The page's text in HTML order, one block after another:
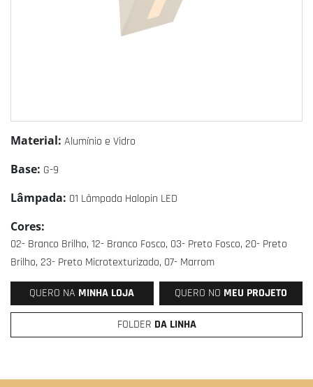
Material: Alumínio e Vidro
Base: G-9
Lâmpada: 01 Lâmpada Halopin LED
Cores:
02- Branco Brilho, 12- Branco Fosco, 03- Preto Fosco, 20- Preto
Brilho, 23- Preto Microtexturizado, 07- Marrom
QUERO NA MINHA LOJA QUERO NO MEU PROJETO
FOLDER DA LINHA